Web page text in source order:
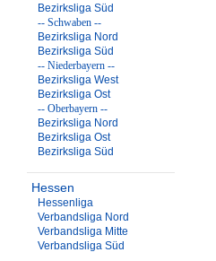
Bezirksliga Süd
-- Schwaben --
Bezirksliga Nord
Bezirksliga Süd
-- Niederbayern --
Bezirksliga West
Bezirksliga Ost
-- Oberbayern --
Bezirksliga Nord
Bezirksliga Ost
Bezirksliga Süd
Hessen
Hessenliga
Verbandsliga Nord
Verbandsliga Mitte
Verbandsliga Süd